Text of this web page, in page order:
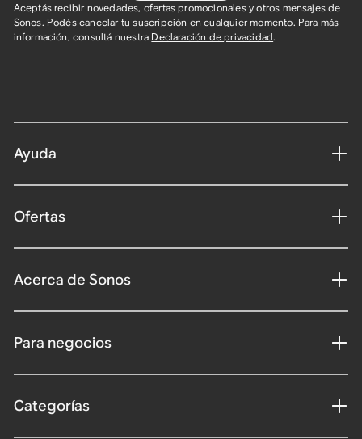
Aceptás recibir novedades, ofertas promocionales y otros mensajes de
Sonos. Podés cancelar tu suscripción en cualquier momento. Para más
información, consultá nuestra Declaración de privacidad.
Ayuda
Ofertas
Acerca de Sonos
Para negocios
Categorías